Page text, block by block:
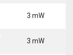
3 mW
3 mW